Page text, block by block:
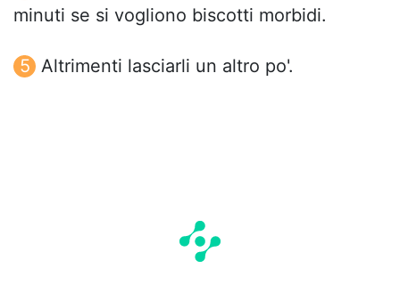
minuti se si vogliono biscotti morbidi.
Altrimenti lasciarli un altro po'.